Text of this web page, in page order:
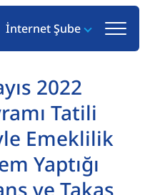
İnternet Şube
2022
Tatili
Emeklilik
Yaptığı
ve Takas